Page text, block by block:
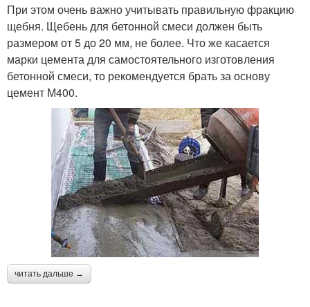
При этом очень важно учитывать правильную фракцию
щебня. Щебень для бетонной смеси должен быть
размером от 5 до 20 мм, не более. Что же касается
марки цемента для самостоятельного изготовления
бетонной смеси, то рекомендуется брать за основу
цемент М400.
читать дальше →